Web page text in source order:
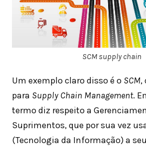
SCM supply chain
Um exemplo claro disso é o SCM,
para Supply Chain Management.
termo diz respeito a
Suprimentos, que por sua vez
(Tecnologia da Informação) a